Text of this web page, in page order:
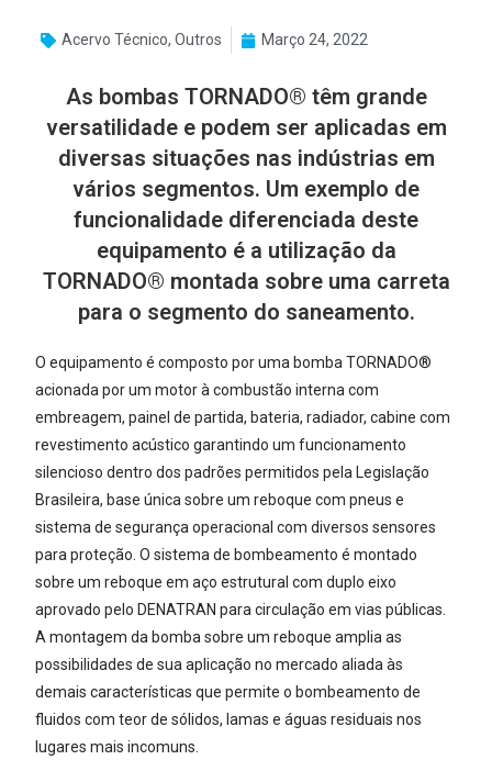
Acervo Técnico,Outros Março 24, 2022
As bombas TORNADO® têm grande
versatilidade e podem ser aplicadas em
diversas situações nas indústrias em
vários segmentos. Um exemplo de
funcionalidade diferen­ciada deste
equipamento é a utiliza­ção da
TORNADO® montada sobre uma carreta
para o segmento do sa­neamento.
O equipamento é composto por uma bomba TORNADO®
acionada por um motor à combustão interna com
embreagem, painel de parti­da, bateria, radiador, cabine com
re­vestimento acústico garantindo um funcionamento
silencioso dentro dos padrões permitidos pela Legislação
Brasileira, base única sobre um re­boque com pneus e
sistema de se­gurança operacional com diversos sensores
para proteção. O sistema de bombeamento é montado
sobre um reboque em aço estru­tural com duplo eixo
aprovado pelo DENATRAN para circulação em vias públicas.
A montagem da bomba sobre um reboque amplia as
possibilidades de sua aplicação no mercado aliada às
demais caracterís­ticas que permite o bombeamento de
fluidos com teor de sólidos, lamas e águas residuais nos
lugares mais in­comuns.